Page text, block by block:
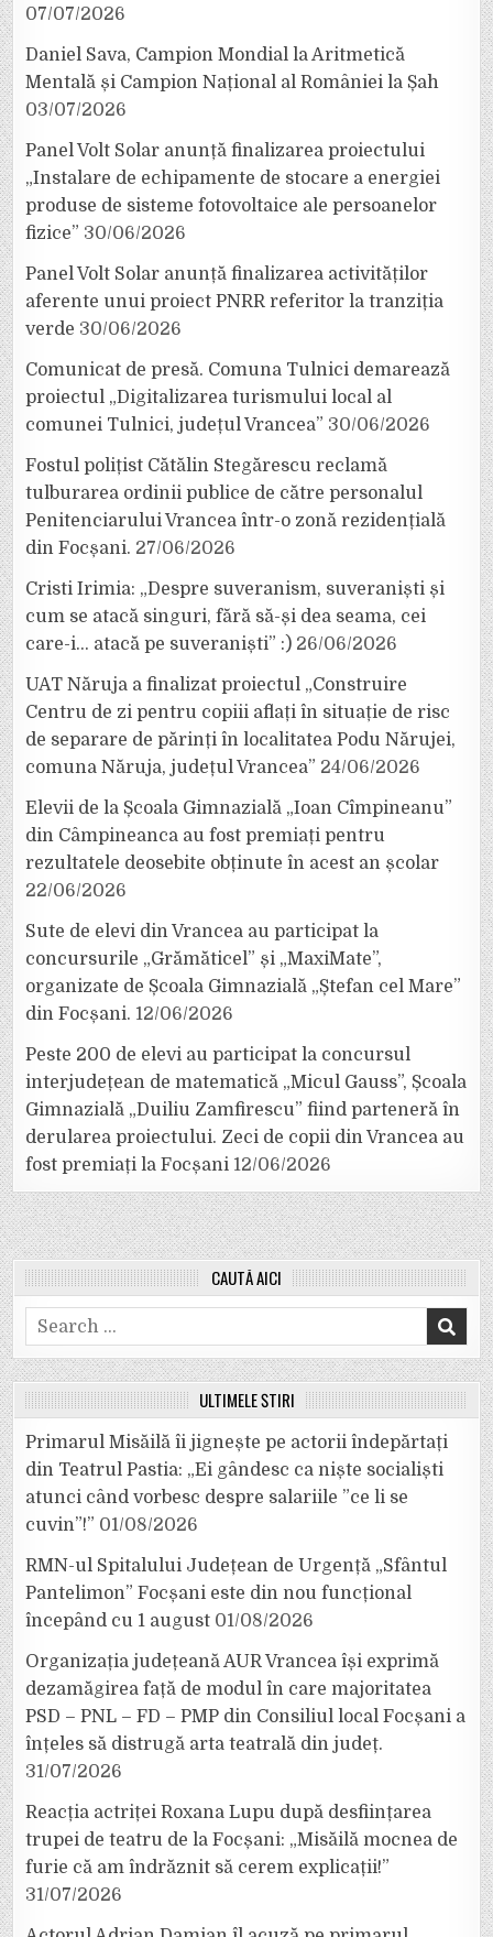
07/07/2026
Daniel Sava, Campion Mondial la Aritmetică
Mentală și Campion Național al României la Șah
03/07/2026
Panel Volt Solar anunță finalizarea proiectului
„Instalare de echipamente de stocare a energiei
produse de sisteme fotovoltaice ale persoanelor
fizice” 30/06/2026
Panel Volt Solar anunță finalizarea activităților
aferente unui proiect PNRR referitor la tranziția
verde 30/06/2026
Comunicat de presă. Comuna Tulnici demarează
proiectul „Digitalizarea turismului local al
comunei Tulnici, județul Vrancea” 30/06/2026
Fostul polițist Cătălin Stegărescu reclamă
tulburarea ordinii publice de către personalul
Penitenciarului Vrancea într-o zonă rezidențială
din Focșani. 27/06/2026
Cristi Irimia: „Despre suveranism, suveraniști și
cum se atacă singuri, fără să-și dea seama, cei
care-i… atacă pe suveraniști” :) 26/06/2026
UAT Năruja a finalizat proiectul „Construire
Centru de zi pentru copiii aflați în situație de risc
de separare de părinți în localitatea Podu Nărujei,
comuna Năruja, județul Vrancea” 24/06/2026
Elevii de la Școala Gimnazială „Ioan Cîmpineanu”
din Câmpineanca au fost premiați pentru
rezultatele deosebite obținute în acest an școlar
22/06/2026
Sute de elevi din Vrancea au participat la
concursurile „Grămăticel” și „MaxiMate”,
organizate de Școala Gimnazială „Ștefan cel Mare”
din Focșani. 12/06/2026
Peste 200 de elevi au participat la concursul
interjudețean de matematică „Micul Gauss”, Școala
Gimnazială „Duiliu Zamfirescu” fiind parteneră în
derularea proiectului. Zeci de copii din Vrancea au
fost premiați la Focșani 12/06/2026
CAUTĂ AICI
Search
for:
ULTIMELE ȘTIRI
Primarul Misăilă îi jignește pe actorii îndepărtați
din Teatrul Pastia: „Ei gândesc ca niște socialiști
atunci când vorbesc despre salariile ”ce li se
cuvin”!” 01/08/2026
RMN-ul Spitalului Județean de Urgență „Sfântul
Pantelimon” Focșani este din nou funcțional
începând cu 1 august 01/08/2026
Organizația județeană AUR Vrancea își exprimă
dezamăgirea față de modul în care majoritatea
PSD – PNL – FD – PMP din Consiliul local Focșani a
înțeles să distrugă arta teatrală din județ.
31/07/2026
Reacția actriței Roxana Lupu după desființarea
trupei de teatru de la Focșani: „Misăilă mocnea de
furie că am îndrăznit să cerem explicații!”
31/07/2026